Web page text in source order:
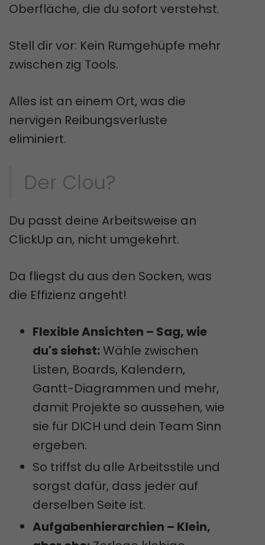
Oberfläche, die du sofort verstehst.
Stell dir vor: Kein Rumgehüpfe mehr
zwischen zig Tools.
Alles ist an einem Ort, was die
nervigen Reibungsverluste
eliminiert.
Der Clou?
Du passt deine Arbeitsweise an
ClickUp an, nicht umgekehrt.
Da fliegst du aus den Socken, was
die Effizienz angeht!
Flexible Ansichten – Sag, wie
du's siehst:Wähle zwischen
Listen, Boards, Kalendern,
Gantt-Diagrammen und mehr,
damit Projekte so aussehen, wie
sie für DICH und dein Team Sinn
ergeben.
So triffst du alle Arbeitsstile und
sorgst dafür, dass jeder auf
derselben Seite ist.
Aufgabenhierarchien – Klein,